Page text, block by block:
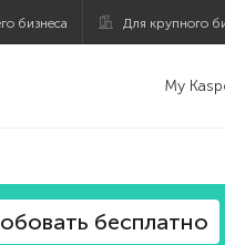
бизнеса Для крупного
My
бесплатно